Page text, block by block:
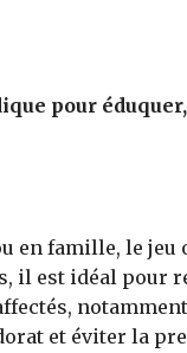
pour
en famille, le
il est idéal pour
notamment
et éviter la